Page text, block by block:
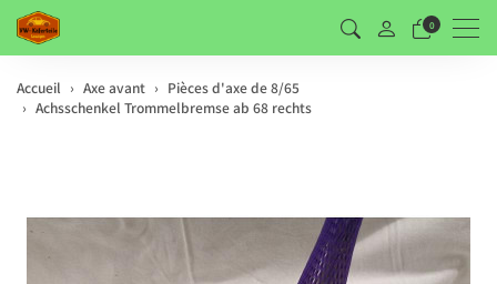
0
Accueil Axe avant
Pièces d'axe de 8/65
Achsschenkel Trommelbremse ab 68 rechts